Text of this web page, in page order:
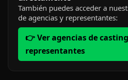
También puedes acceder a
de agencias y representantes:
👉 Ver agencias de
representantes